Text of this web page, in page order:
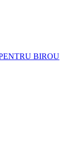
BIROU